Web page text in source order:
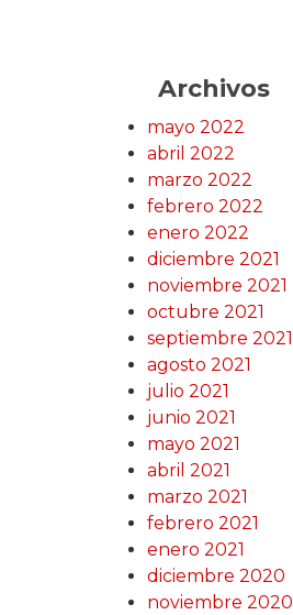
Archivos
mayo 2022
abril 2022
marzo 2022
febrero 2022
enero 2022
diciembre 2021
noviembre 2021
octubre 2021
septiembre 2021
agosto 2021
julio 2021
junio 2021
mayo 2021
abril 2021
marzo 2021
febrero 2021
enero 2021
diciembre 2020
noviembre 2020